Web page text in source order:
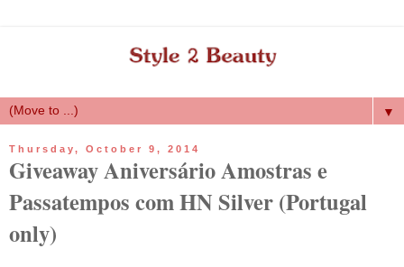
▼
Thursday, October 9, 2014
Giveaway Aniversário Amostras e
Passatempos com HN Silver (Portugal
only)